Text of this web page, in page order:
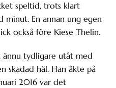
speltid, trots klart
minut. En annan ung egen
också före Kiese Thelin.
tydligare utåt med
skadad häl. Han åkte på
2016 var det